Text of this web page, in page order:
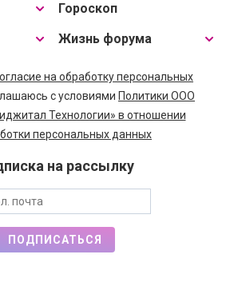
Гороскоп
Жизнь форума
на обработку персональных
с условиями Политики ООО
Технологии» в отношении
персональных данных
на рассылку
ПОДПИСАТЬСЯ